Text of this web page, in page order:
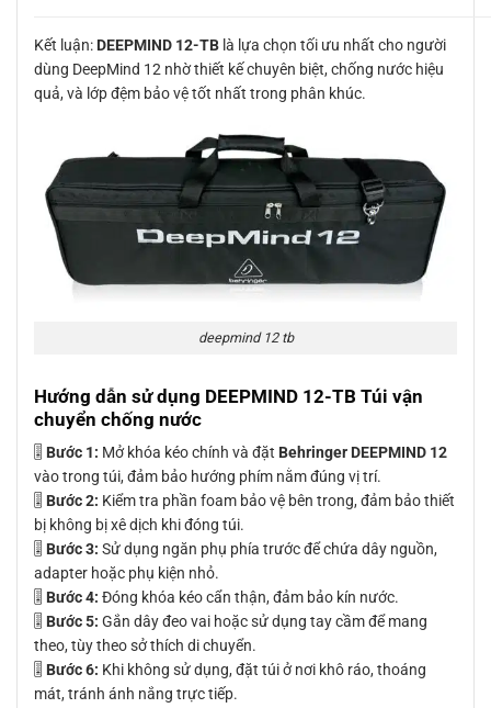
Kết luận: DEEPMIND 12-TB là lựa chọn tối ưu nhất cho người
dùng DeepMind 12 nhờ thiết kế chuyên biệt, chống nước hiệu
quả, và lớp đệm bảo vệ tốt nhất trong phân khúc.
deepmind 12 tb
Hướng dẫn sử dụng DEEPMIND 12-TB Túi vận
chuyển chống nước
🎚 Bước 1: Mở khóa kéo chính và đặt Behringer DEEPMIND 12
vào trong túi, đảm bảo hướng phím nằm đúng vị trí.
🎚 Bước 2: Kiểm tra phần foam bảo vệ bên trong, đảm bảo thiết
bị không bị xê dịch khi đóng túi.
🎚 Bước 3: Sử dụng ngăn phụ phía trước để chứa dây nguồn,
adapter hoặc phụ kiện nhỏ.
🎚 Bước 4: Đóng khóa kéo cẩn thận, đảm bảo kín nước.
🎚 Bước 5: Gắn dây đeo vai hoặc sử dụng tay cầm để mang
theo, tùy theo sở thích di chuyển.
🎚 Bước 6: Khi không sử dụng, đặt túi ở nơi khô ráo, thoáng
mát, tránh ánh nắng trực tiếp.